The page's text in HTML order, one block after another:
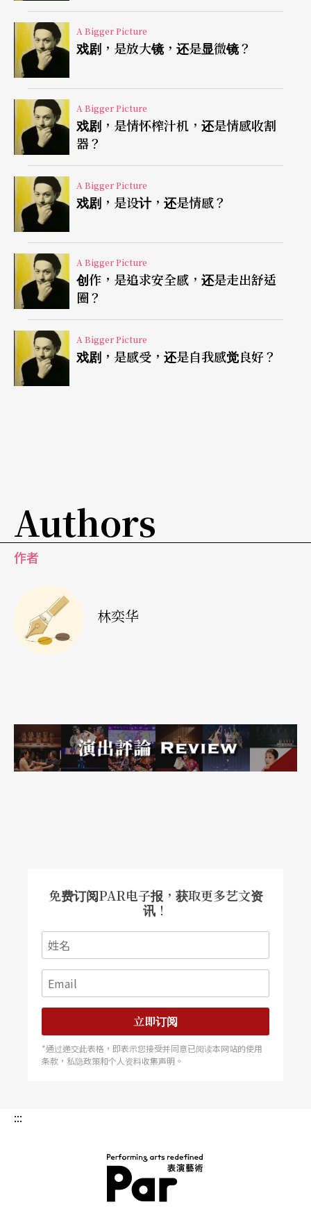
乎情况。
苏茜演出的是被杀害男同性恋者以萨能的妈妈。她
对儿子死后在法庭上被当成是自取其咎感到不公
平。她不相信上帝，所以她觉得她有生之年再也不
会见到以萨能了。
苏茜在扮演以萨能妈妈时，为什么不用特别去扮演
就有那种哀伤的感染力？
这正是《重述：街角的凶杀案》一剧的真正命题所
在——每个人都有可能是杀人凶手、死者、死者的亲
人，因为当本来可以有著独立人格发展的个体都只
能在重复又重复运作的机器里扮演一颗齿轮，他们
的命运，就有很大的可能是「重演」。
「重演」，在这历史前提下，便不只是舞台上的事
情。在这历史前提下，整个发生这次杀人事件的城
所以，这座机器只存在于比利时人口约有廿万人的
列日，还是，全世界？
剧化，又让人在感受戏剧的渲染力量时，不会沉溺
在情绪里。思维是那么的清晰，清晰到不再需要谈
他的直接，拉近我与世界的距离
为什么有人做某些事情的动机、方式、态度，以致
在看他的作品时的我，是全面打开，感受著情感与
思考的同步冲击，因而比别的时候……兴奋、快乐
——尽管，它也让我面对哀伤、愤怒、无明。
在一个又一个片刻组成的脉络里，文化差异仿佛只
是语言不同而已，由于他的直接，和作品呈现的透
明，我与本来遥远的世界的距离便拉近了许多，并
且想往前再多踏出几步。
幻，去找真实的自己。
一定是因为觉得勇气是美的，才会想去实现拥有这
种美的自己，或许，世界。
A Bigger Picture
戏剧，是放大镜，还是显微镜？
A Bigger Picture
戏剧，是情怀榨汁机，还是情感收割
器？
A Bigger Picture
戏剧，是设计，还是情感？
A Bigger Picture
创作，是追求安全感，还是走出舒适
圈？
A Bigger Picture
戏剧，是感受，还是自我感觉良好？
Authors
作者
林奕华
免费订阅PAR电子报，获取更多艺文资
讯！
立即订阅
*通过递交此表格，即表示您接受并同意已阅读本网站的使用
条款，私隐政策和个人资料收集声明。
:::